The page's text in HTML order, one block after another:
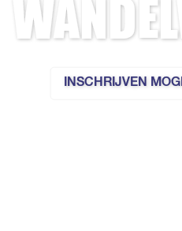
INSCHRIJVEN